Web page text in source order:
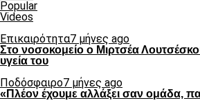
Popular
Videos
Επικαιρότητα7 μήνες ago
Στο νοσοκομείο ο Μιρτσέα
υγεία του
Ποδόσφαιρο7 μήνες ago
«Πλέον έχουμε αλλάξει σαν ομάδα,